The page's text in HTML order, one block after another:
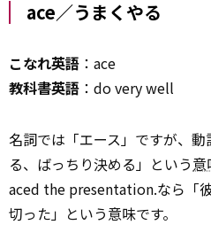
ace／うまくやる
こなれ英語 ：ace
教科書英語 ：do very well
名詞では「エース」ですが、
る、ばっちり決める」という意
aced the presentation.なら「
切った」という意味です。